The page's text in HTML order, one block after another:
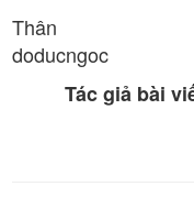
Thân
doducngoc
Tác giả bài